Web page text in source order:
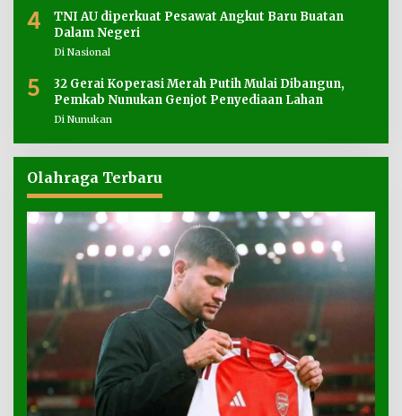
4
TNI AU diperkuat Pesawat Angkut Baru Buatan
Dalam Negeri
Di Nasional
5
32 Gerai Koperasi Merah Putih Mulai Dibangun,
Pemkab Nunukan Genjot Penyediaan Lahan
Di Nunukan
Olahraga Terbaru